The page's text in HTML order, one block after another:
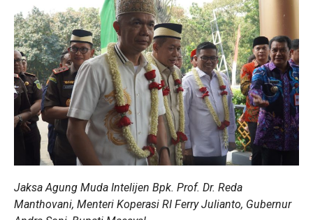
Jaksa Agung Muda Intelijen Bpk. Prof. Dr. Reda
Manthovani, Menteri Koperasi RI Ferry Julianto, Gubernur